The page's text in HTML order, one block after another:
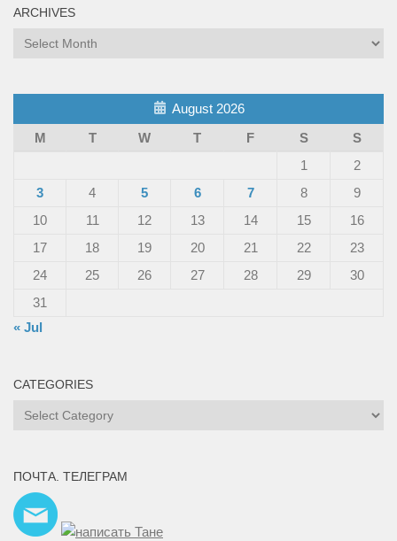
ARCHIVES
Archives
August 2026
M
T W T F S
S
1
2
3
4 5 6 7 8
9
10
11 12 13 14 15
16
17
18 19 20 21 22
23
24
25 26 27 28 29
30
31
« Jul
CATEGORIES
Categories
ПОЧТА. ТЕЛЕГРАМ